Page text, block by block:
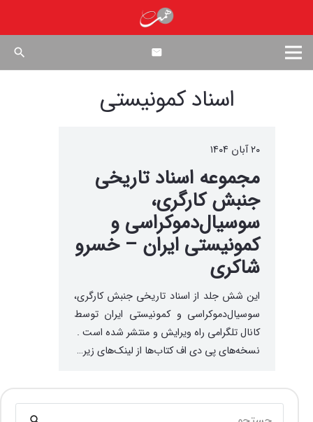
search
اسناد کمونیستی
۲۰ آبان ۱۴۰۴
مجموعه اسناد تاریخی
جنبش کارگری،
سوسیال‌دموکراسی و
کمونیستی ایران – خسرو
شاکری
این شش جلد از اسناد تاریخی جنبش کارگری،
سوسیال‌دموکراسی و کمونیستی ایران توسط
کانال تلگرامی راه ویرایش و منتشر شده است .
نسخه‌های پی دی اف کتاب‌ها از لینک‌های زیر…